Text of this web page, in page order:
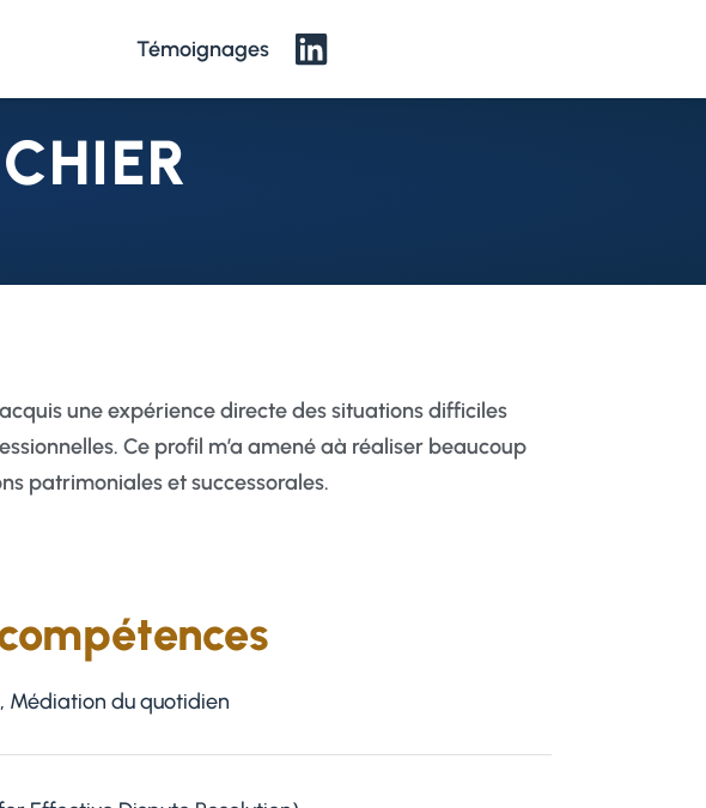
Témoignages
une expérience directe des situations difficiles
Ce profil m’a amené aà réaliser beaucoup
patrimoniales et successorales.
Médiation du quotidien